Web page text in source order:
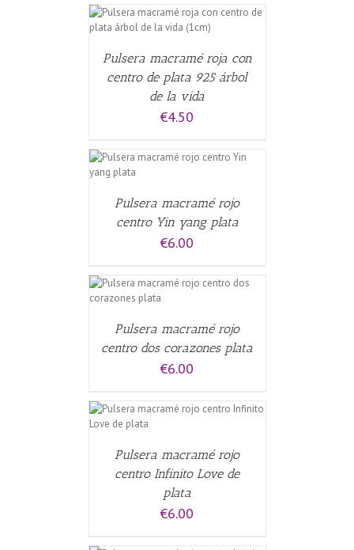
Pulsera macramé roja con
centro de plata 925 árbol
de la vida
€4.50
Pulsera macramé rojo
centro Yin yang plata
€6.00
Pulsera macramé rojo
centro dos corazones plata
€6.00
Pulsera macramé rojo
centro Infinito Love de
plata
€6.00